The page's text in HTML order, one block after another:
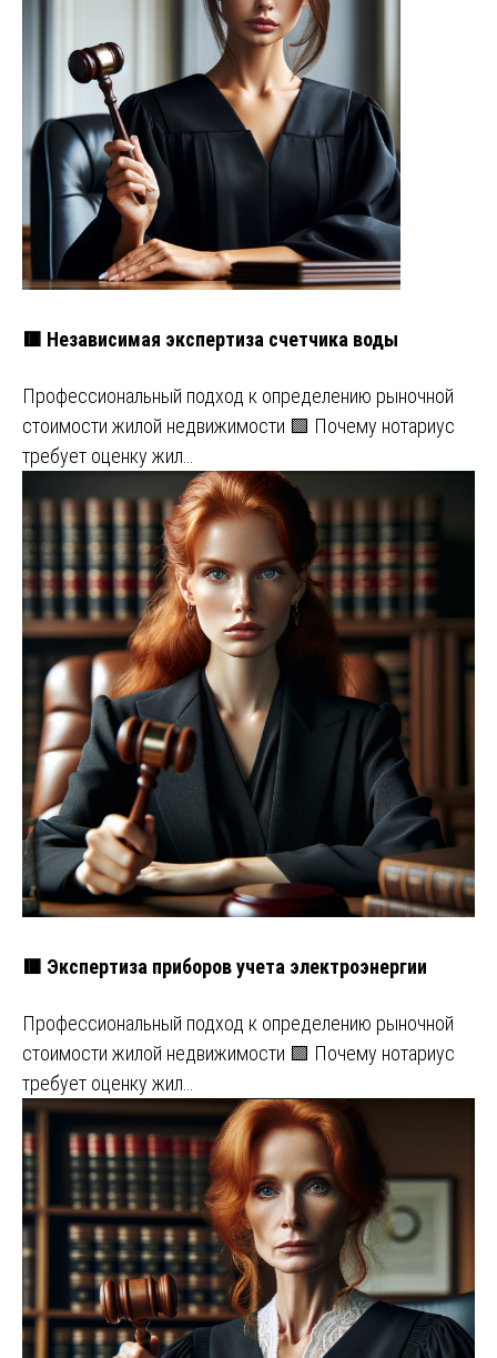
🟥 Независимая экспертиза счетчика воды
Профессиональный подход к определению рыночной
стоимости жилой недвижимости 🟩 Почему нотариус
требует оценку жил…
🟥 Экспертиза приборов учета электроэнергии
Профессиональный подход к определению рыночной
стоимости жилой недвижимости 🟩 Почему нотариус
требует оценку жил…